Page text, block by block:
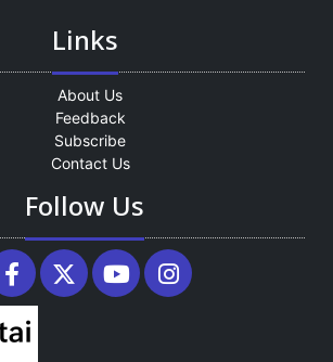
Links
About Us
Feedback
Subscribe
Contact Us
Follow Us